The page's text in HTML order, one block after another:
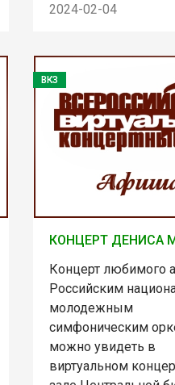
2024-02-04
ВКЗ
КОНЦЕРТ ДЕНИСА
Концерт любимого
Российским
молодежным
симфоническим
можно увидеть в
виртуальном